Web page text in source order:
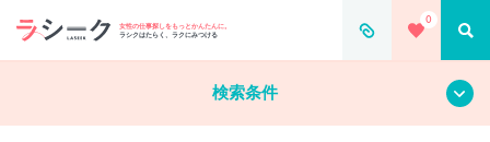
女性の仕事探しをもっとかんたんに。
ラシクはたらく、ラクにみつける
0
すべて クリア
検索条件